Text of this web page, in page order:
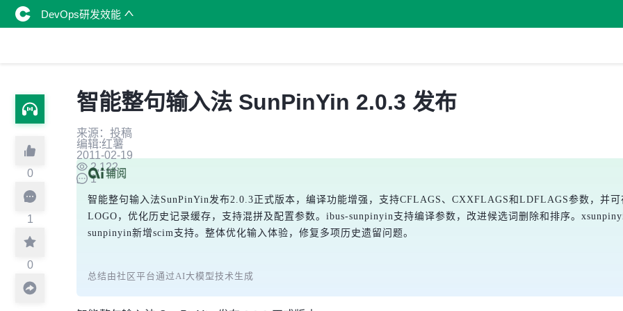
DevOps研发效能
0
1
0
智能整句输入法 SunPinYin 2.0.3 发布
来源：投稿
编辑:红薯
2011-02-19
2,122
1
智能整句输入法SunPinYin发布2.0.3正式版本，编译功能增强，支持CFLAGS、CXXFLAGS和LDFLAGS参数，并
LOGO，优化历史记录缓存，支持混拼及配置参数。ibus-sunpinyin支持编译参数，改进候选词删除和排序。
sunpinyin新增scim支持。整体优化输入体验，修复多项历史遗留问题。
总结由社区平台通过AI大模型技术生成